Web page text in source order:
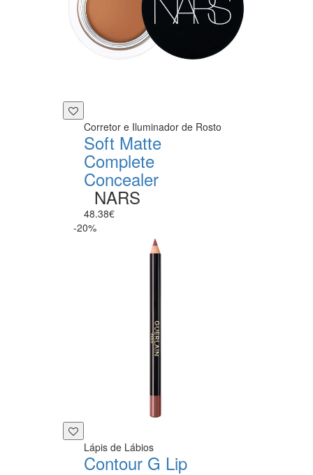
Corretor e Iluminador de Rosto
Soft Matte
Complete
Concealer
NARS
48.38€
-20%
Lápis de Lábios
Contour G Lip